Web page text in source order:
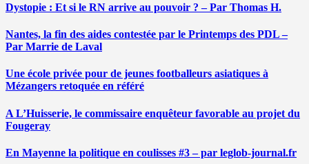
Dystopie : Et si le RN arrive au pouvoir ? – Par Thomas H.
Nantes, la fin des aides contestée par le Printemps des PDL –
Par Marrie de Laval
Une école privée pour de jeunes footballeurs asiatiques à
Mézangers retoquée en référé
A L’Huisserie, le commissaire enquêteur favorable au projet du
Fougeray
En Mayenne la politique en coulisses #3 – par leglob-journal.fr